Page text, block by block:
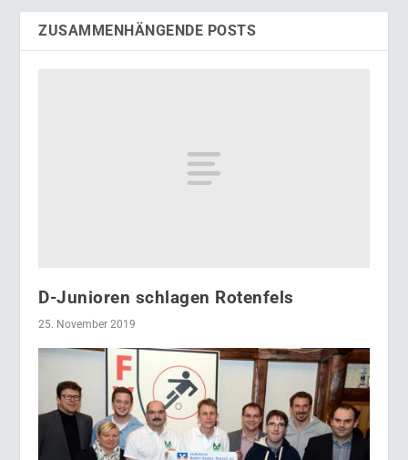
ZUSAMMENHÄNGENDE POSTS
D-Junioren schlagen Rotenfels
25. November 2019